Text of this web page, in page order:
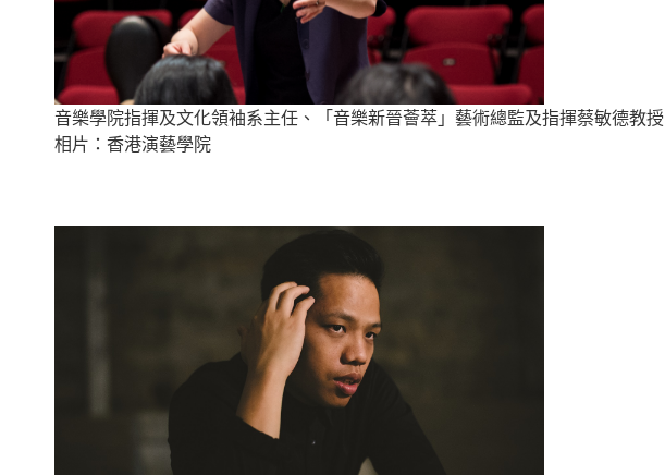
音樂學院指揮及文化領袖系主任、「音樂新晉薈萃」藝術總監及指揮蔡敏德教授
相片：香港演藝學院